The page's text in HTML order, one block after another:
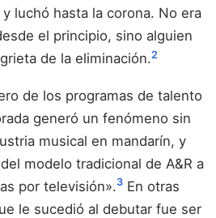
luchó hasta la corona. No era
el principio, sino alguien
de la eliminación.2
de los programas de talento
generó un fenómeno sin
musical en mandarín, y
modelo tradicional de A&R a
por televisión».3 En otras
le sucedió al debutar fue ser